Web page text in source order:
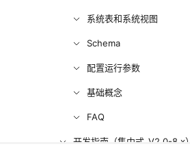
系统表和系统视图
Schema
配置运行参数
基础概念
FAQ
开发指南（集中式_V2.0-8.x）